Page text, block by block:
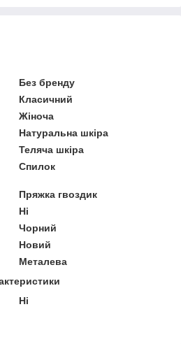
Без бренду
Класичний
Жіноча
Натуральна шкіра
Теляча шкіра
Спилок
Пряжка гвоздик
Ні
Чорний
Новий
Металева
Ні